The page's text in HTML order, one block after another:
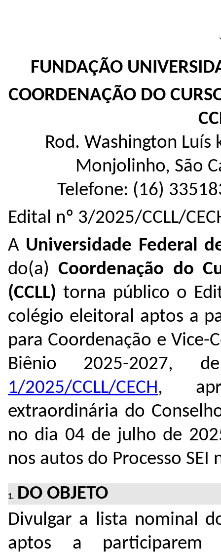
FUNDAÇÃO
COORDENAÇÃO DO
Rod. Washington Luís
Monjolinho, São
Telefone: (16)
Edital nº 3/2025/CCLL/
A Universidade Federal
do(a)Coordenação do
(CCLL) torna público o
colégio eleitoral aptos a
para Coordenação e Vice-
Biênio 2025-2027,
1/2025/CCLL/CECH,
extraordinária do
no dia 04 de julho de
nos autos do Processo SEI
DO OBJETO
Divulgar a lista nominal
aptos a